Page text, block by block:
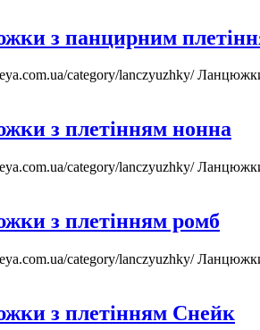
з панцирним
category/lanczyuzhky/
з плетінням нонна
category/lanczyuzhky/
з плетінням ромб
category/lanczyuzhky/
з плетінням Снейк